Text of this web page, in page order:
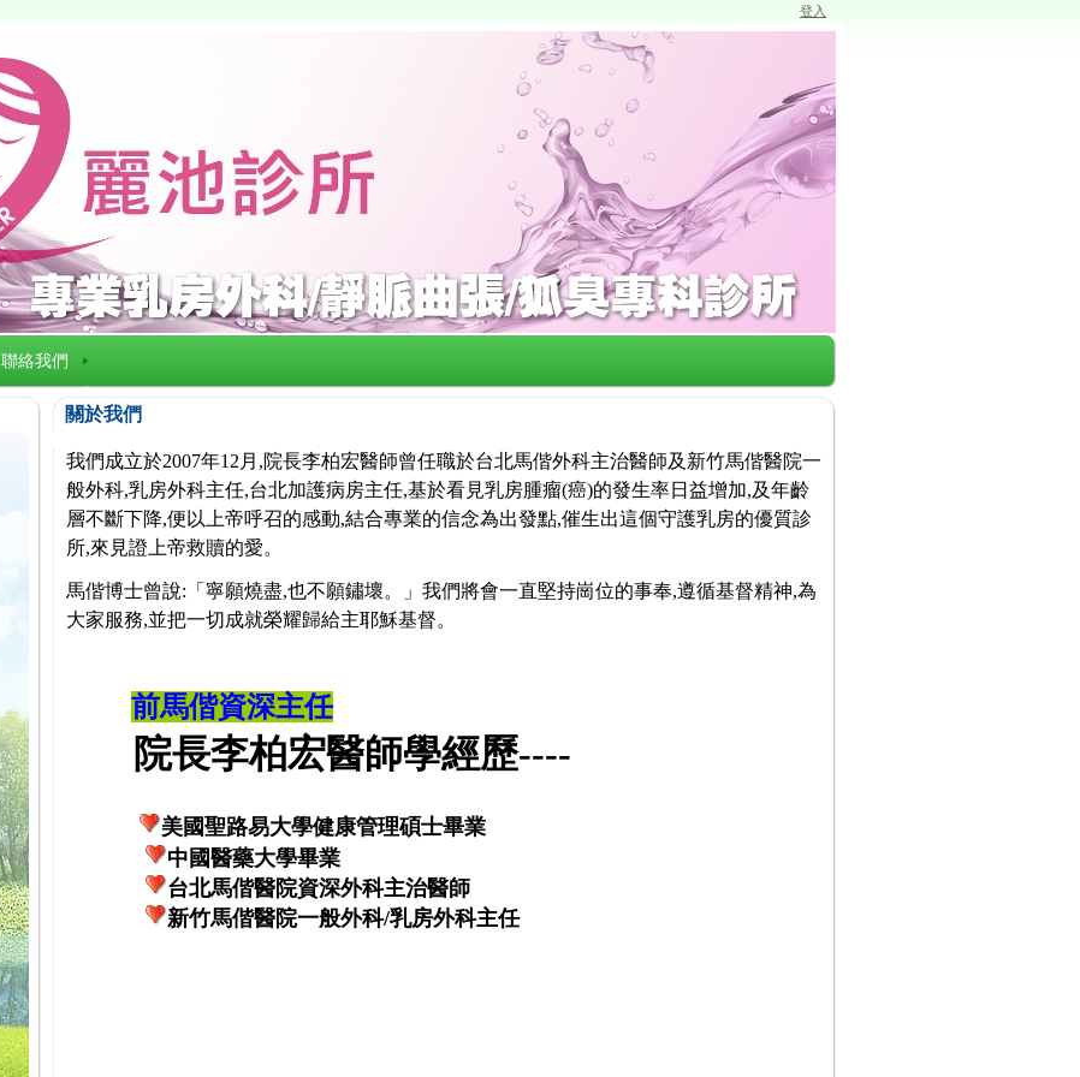
登入
聯絡我們
關於我們
我們成立於2007年12月,院長李柏宏醫師曾任職於台北馬偕外科主治醫師及新竹馬偕醫院一
般外科,乳房外科主任,台北加護病房主任,基於看見乳房腫瘤(癌)的發生率日益增加,及年齡
層不斷下降,便以上帝呼召的感動,結合專業的信念為出發點,催生出這個守護乳房的優質診
所,來見證上帝救贖的愛。
馬偕博士曾說:「寧願燒盡,也不願鏽壞。」我們將會一直堅持崗位的事奉,遵循基督精神,為
大家服務,並把一切成就榮耀歸給主耶穌基督。
前馬偕資深主任
院長李柏宏醫師學經歷----
美國聖路易大學健康管理碩士畢業
中國醫藥大學畢業
台北馬偕醫院資深外科主治醫師
新竹馬偕醫院一般外科/乳房外科主任